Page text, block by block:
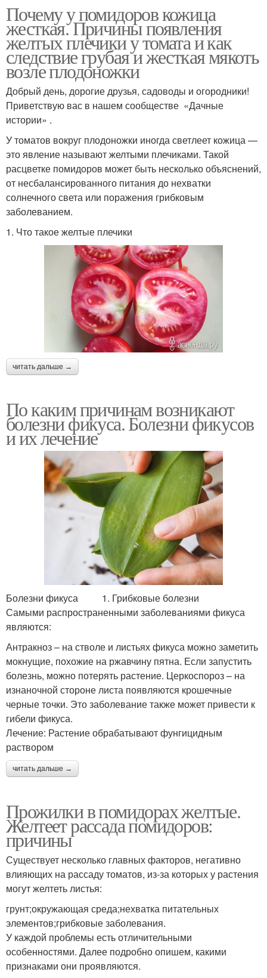
Почему у помидоров кожица
жесткая. Причины появления
желтых плечики у томата и как
следствие грубая и жесткая мякоть
возле плодоножки
Добрый день, дорогие друзья, садоводы и огородники!
Приветствую вас в нашем сообществе «Дачные
истории» .
У томатов вокруг плодоножки иногда светлеет кожица —
это явление называют желтыми плечиками. Такой
расцветке помидоров может быть несколько объяснений,
от несбалансированного питания до нехватки
солнечного света или поражения грибковым
заболеванием.
1. Что такое желтые плечики
читать дальше →
По каким причинам возникают
болезни фикуса. Болезни фикусов
и их лечение
Болезни фикуса 1. Грибковые болезни
Самыми распространенными заболеваниями фикуса
являются:
Антракноз – на стволе и листьях фикуса можно заметить
мокнущие, похожие на ржавчину пятна. Если запустить
болезнь, можно потерять растение. Церкоспороз – на
изнаночной стороне листа появляются крошечные
черные точки. Это заболевание также может привести к
гибели фикуса.
Лечение: Растение обрабатывают фунгицидным
раствором
читать дальше →
Прожилки в помидорах желтые.
Желтеет рассада помидоров:
причины
Существует несколько главных факторов, негативно
влияющих на рассаду томатов, из-за которых у растения
могут желтеть листья:
грунт;окружающая среда;нехватка питательных
элементов;грибковые заболевания.
У каждой проблемы есть отличительными
особенностями. Далее подробно опишем, какими
признаками они проявляются.